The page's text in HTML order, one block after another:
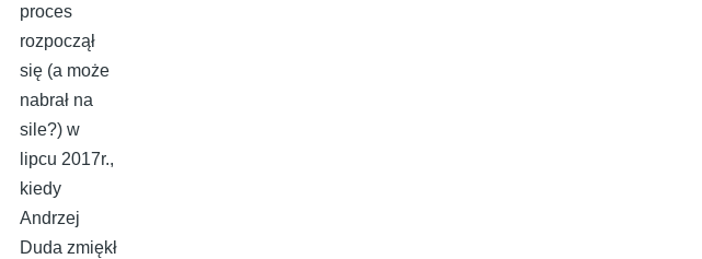
proces
rozpoczął
się (a może
nabrał na
sile?) w
lipcu 2017r.,
kiedy
Andrzej
Duda zmiękł